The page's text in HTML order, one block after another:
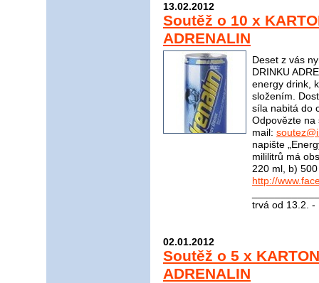
13.02.2012
Soutěž o 10 x
ADRENALIN
Deset z vás
DRINKU
energy drink,
složením.
síla nabitá do
Odpovězte na
mail:
napište
mililitrů má
220 ml, b)
http://
trvá od 13.2.
02.01.2012
Soutěž o 5 x
ADRENALIN